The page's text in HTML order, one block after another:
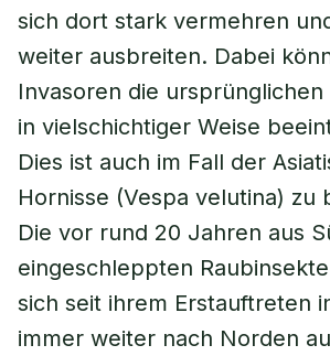
sich dort stark vermehren
weiter ausbreiten. Dabei
Invasoren die ursprünglichen
in vielschichtiger Weise
Dies ist auch im Fall der
Hornisse (Vespa velutina) zu
Die vor rund 20 Jahren aus
eingeschleppten
sich seit ihrem Erstauftreten
immer weiter nach Norden